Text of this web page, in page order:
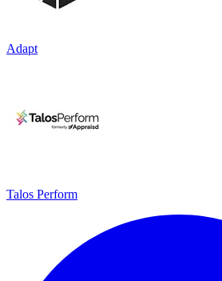
Adapt
Talos Perform